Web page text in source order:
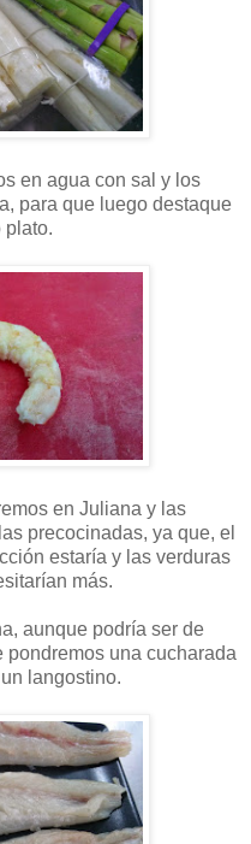
en agua con sal y los
para que luego destaque
plato.
en Juliana y las
precocinadas, ya que, el
estaría y las verduras
más.
aunque podría ser de
una cucharada
langostino.